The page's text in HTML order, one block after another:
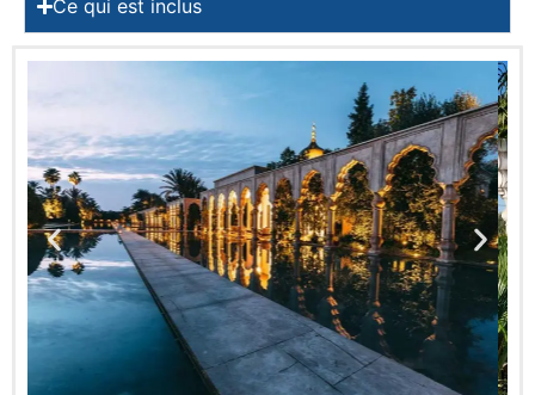
Ce qui est inclus